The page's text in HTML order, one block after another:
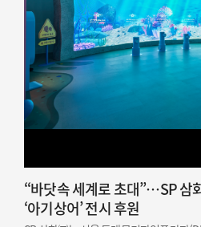
“바닷속 세계로 초대”…SP 삼
‘아기상어’ 전시 후원